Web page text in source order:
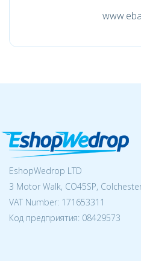
EshopWedrop LTD
3 Motor Walk, CO45SP,
VAT Number: 171653311
Код предприятия: 08429573